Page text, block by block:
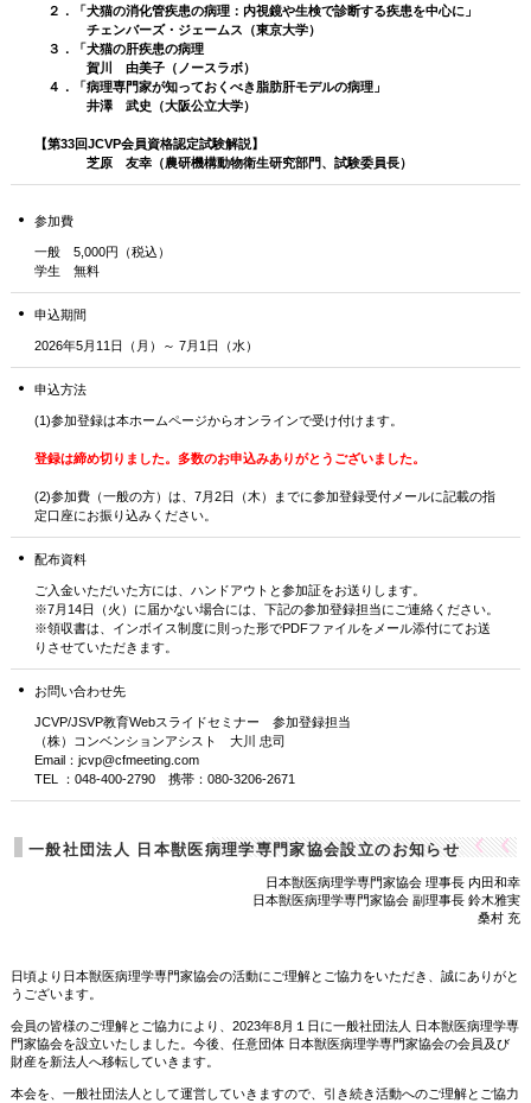
２．「犬猫の消化管疾患の病理：内視鏡や生検で診断する疾患を中心に」
チェンバーズ・ジェームス（東京大学）
３．「犬猫の肝疾患の病理
賀川 由美子（ノースラボ）
４．「病理専門家が知っておくべき脂肪肝モデルの病理」
井澤 武史（大阪公立大学）
【第33回JCVP会員資格認定試験解説】
芝原 友幸（農研機構動物衛生研究部門、試験委員長）
参加費
一般 5,000円（税込）
学生 無料
申込期間
2026年5月11日（月）～ 7月1日（水）
申込方法
(1)参加登録は本ホームページからオンラインで受け付けます。
登録は締め切りました。多数のお申込みありがとうございました。
(2)参加費（一般の方）は、7月2日（木）までに参加登録受付メールに記載の指
定口座にお振り込みください。
配布資料
ご入金いただいた方には、ハンドアウトと参加証をお送りします。
※7月14日（火）に届かない場合には、下記の参加登録担当にご連絡ください。
※領収書は、インボイス制度に則った形でPDFファイルをメール添付にてお送
りさせていただきます。
お問い合わせ先
JCVP/JSVP教育Webスライドセミナー 参加登録担当
（株）コンベンションアシスト 大川 忠司
Email：jcvp@cfmeeting.com
TEL ：048-400-2790 携帯：080-3206-2671
一般社団法人 日本獣医病理学専門家協会設立のお知らせ
日本獣医病理学専門家協会 理事長 内田和幸
日本獣医病理学専門家協会 副理事長 鈴木雅実
桑村 充
日頃より日本獣医病理学専門家協会の活動にご理解とご協力をいただき、誠にありがと
うございます。
会員の皆様のご理解とご協力により、2023年8月１日に一般社団法人 日本獣医病理学専
門家協会を設立いたしました。今後、任意団体 日本獣医病理学専門家協会の会員及び
財産を新法人へ移転していきます。
本会を、一般社団法人として運営していきますので、引き続き活動へのご理解とご協力